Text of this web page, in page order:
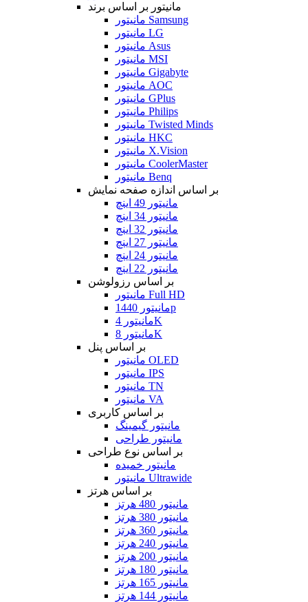
مانیتور بر اساس برند
مانیتور Samsung
مانیتور LG
مانیتور Asus
مانیتور MSI
مانیتور Gigabyte
مانیتور AOC
مانیتور GPlus
مانیتور Philips
مانیتور Twisted Minds
مانیتور HKC
مانیتور X.Vision
مانیتور CoolerMaster
مانیتور Benq
بر اساس اندازه صفحه نمایش
مانیتور 49 اینچ
مانیتور 34 اینچ
مانیتور 32 اینچ
مانیتور 27 اینچ
مانیتور 24 اینچ
مانیتور 22 اینچ
بر اساس رزولوشن
مانیتور Full HD
مانیتور 1440p
مانیتور 4K
مانیتور 8K
بر اساس پنل
مانیتور OLED
مانیتور IPS
مانیتور TN
مانیتور VA
بر اساس کاربری
مانیتور گیمینگ
مانیتور طراحی
بر اساس نوع طراحی
مانیتور خمیده
مانیتور Ultrawide
بر اساس هرتز
مانیتور 480 هرتز
مانیتور 380 هرتز
مانیتور 360 هرتز
مانیتور 240 هرتز
مانیتور 200 هرتز
مانیتور 180 هرتز
مانیتور 165 هرتز
مانیتور 144 هرتز